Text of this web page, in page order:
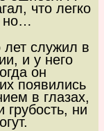
что легко
но…
лет служил в
и у него
он
появились
в глазах,
грубость, ни